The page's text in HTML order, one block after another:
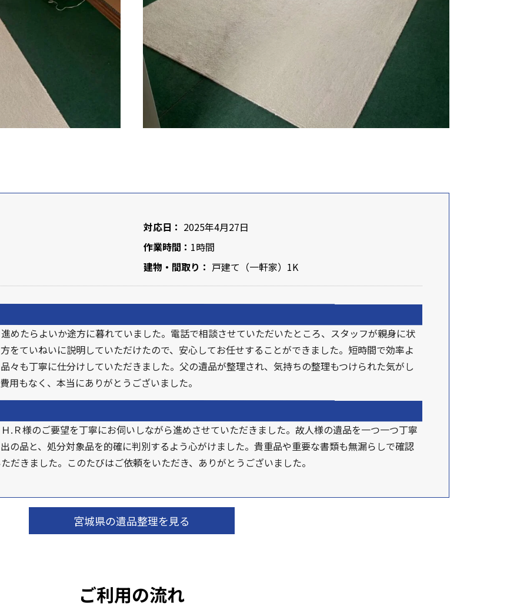
対応日： 2025年4月27日
作業時間： 1時間
建物・間取り： 戸建て（一軒家）1K
めたらよいか途方に暮れていました。電話で相談させていただいたところ、スタッフが親身に状
をていねいに説明していただけたので、安心してお任せすることができました。短時間で効率よ
々も丁寧に仕分けしていただきました。父の遺品が整理され、気持ちの整理もつけられた気がし
用もなく、本当にありがとうございました。
.Ｒ様のご要望を丁寧にお伺いしながら進めさせていただきました。故人様の遺品を一つ一つ丁寧
の品と、処分対象品を的確に判別するよう心がけました。貴重品や重要な書類も無漏らしで確認
だきました。このたびはご依頼をいただき、ありがとうございました。
宮城県の遺品整理を見る
ご利用の流れ